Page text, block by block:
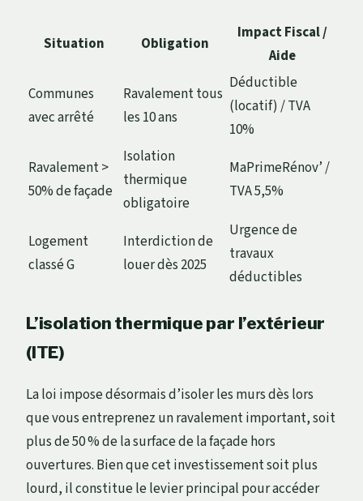
Situation Obligation
Impact Fiscal /
Aide
Communes
avec arrêté
Ravalement tous
les 10 ans
Déductible
(locatif) / TVA
10%
Ravalement >
50% de façade
Isolation
thermique
obligatoire
MaPrimeRénov’ /
TVA 5,5%
Logement
classé G
Interdiction de
louer dès 2025
Urgence de
travaux
déductibles
L’isolation thermique par l’extérieur
(ITE)
La loi impose désormais d’isoler les murs dès lors
que vous entreprenez un ravalement important, soit
plus de 50 % de la surface de la façade hors
ouvertures. Bien que cet investissement soit plus
lourd, il constitue le levier principal pour accéder